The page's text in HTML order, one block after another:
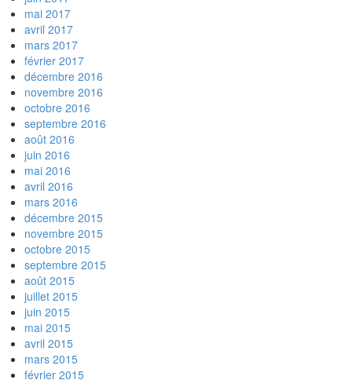
mai 2017
avril 2017
mars 2017
février 2017
décembre 2016
novembre 2016
octobre 2016
septembre 2016
août 2016
juin 2016
mai 2016
avril 2016
mars 2016
décembre 2015
novembre 2015
octobre 2015
septembre 2015
août 2015
juillet 2015
juin 2015
mai 2015
avril 2015
mars 2015
février 2015